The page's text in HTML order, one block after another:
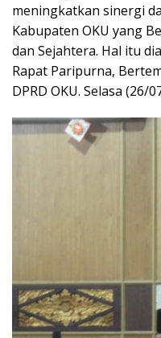
meningkatkan sinergi
Kabupaten OKU yang
dan Sejahtera. Hal itu
Rapat Paripurna,
DPRD OKU. Selasa (26/